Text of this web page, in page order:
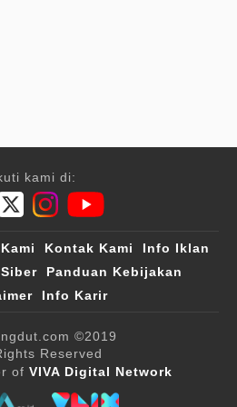
kami di:
Kontak Kami
Info Iklan
Panduan Kebijakan
Info Karir
©2019
Reserved
of VIVA Digital Network